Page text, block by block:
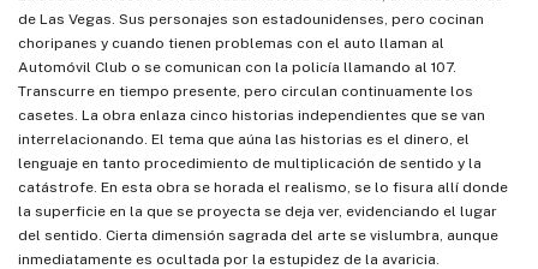
de Las Vegas. Sus personajes son estadounidenses, pero cocinan
choripanes y cuando tienen problemas con el auto llaman al
Automóvil Club o se comunican con la policía llamando al 107.
Transcurre en tiempo presente, pero circulan continuamente los
casetes. La obra enlaza cinco historias independientes que se van
interrelacionando. El tema que aúna las historias es el dinero, el
lenguaje en tanto procedimiento de multiplicación de sentido y la
catástrofe. En esta obra se horada el realismo, se lo fisura allí donde
la superficie en la que se proyecta se deja ver, evidenciando el lugar
del sentido. Cierta dimensión sagrada del arte se vislumbra, aunque
inmediatamente es ocultada por la estupidez de la avaricia.